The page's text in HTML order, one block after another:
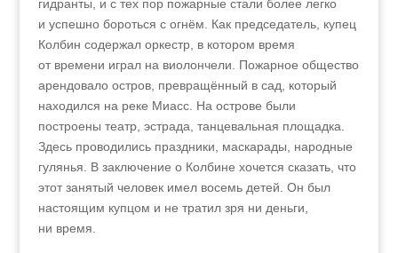
гидранты, и с тех пор пожарные стали более легко
и успешно бороться с огнём. Как председатель, купец
Колбин содержал оркестр, в котором время
от времени играл на виолончели. Пожарное общество
арендовало остров, превращённый в сад, который
находился на реке Миасс. На острове были
построены театр, эстрада, танцевальная площадка.
Здесь проводились праздники, маскарады, народные
гулянья. В заключение о Колбине хочется сказать, что
этот занятый человек имел восемь детей. Он был
настоящим купцом и не тратил зря ни деньги,
ни время.